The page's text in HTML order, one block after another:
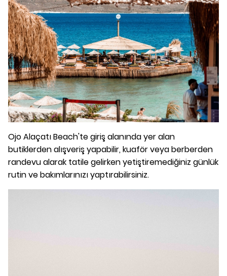
Ojo Alaçatı Beach'te giriş alanında yer alan
butiklerden alışveriş yapabilir, kuaför veya berberden
randevu alarak tatile gelirken yetiştiremediğiniz günlük
rutin ve bakımlarınızı yaptırabilirsiniz.